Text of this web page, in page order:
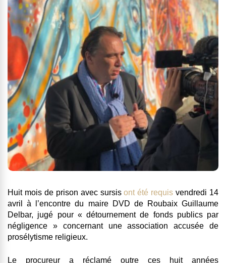
Huit mois de prison avec sursisont été requis vendredi 14
avril à l’encontre du maire DVD de Roubaix Guillaume
Delbar, jugé pour « détournement de fonds publics par
négligence » concernant une association accusée de
prosélytisme religieux.
Le procureur a réclamé outre ces huit années